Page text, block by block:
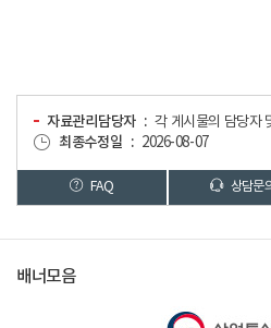
자료관리담당자
각 게시물의 담당자
최종수정일
2026-08-07
FAQ 상담문
배너모음